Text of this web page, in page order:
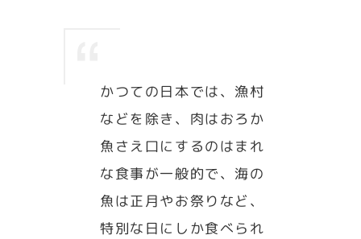
かつての日本では、漁村
などを除き、肉はおろか
魚さえ口にするのはまれ
な食事が一般的で、海の
魚は正月やお祭りなど、
特別な日にしか食べられ